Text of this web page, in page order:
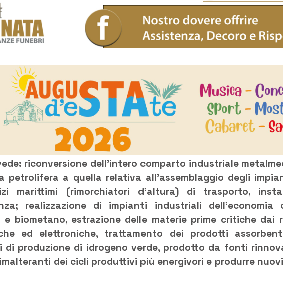
riconversione dell’intero comparto industriale
a quella relativa all’assemblaggio degli
marittimi (rimorchiatori d’altura) di trasporto,
realizzazione di impianti industriali dell’economia
e biometano, estrazione delle materie prime critiche dai
ed elettroniche, trattamento dei prodotti
di produzione di idrogeno verde, prodotto da fonti
dei cicli produttivi più energivori e produrre